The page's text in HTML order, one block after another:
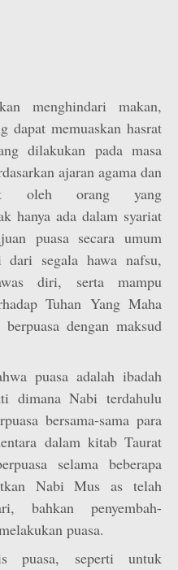
menghindari makan,
dapat memuaskan hasrat
dilakukan pada masa
ajaran agama dan
oleh orang yang
hanya ada dalam syariat
puasa secara umum
segala hawa nafsu,
diri, serta mampu
Tuhan Yang Maha
dengan maksud
puasa adalah ibadah
dimana Nabi terdahulu
bersama-sama para
dalam kitab Taurat
selama beberapa
Nabi Mus as telah
bahkan penyembah-
puasa.
puasa, seperti untuk